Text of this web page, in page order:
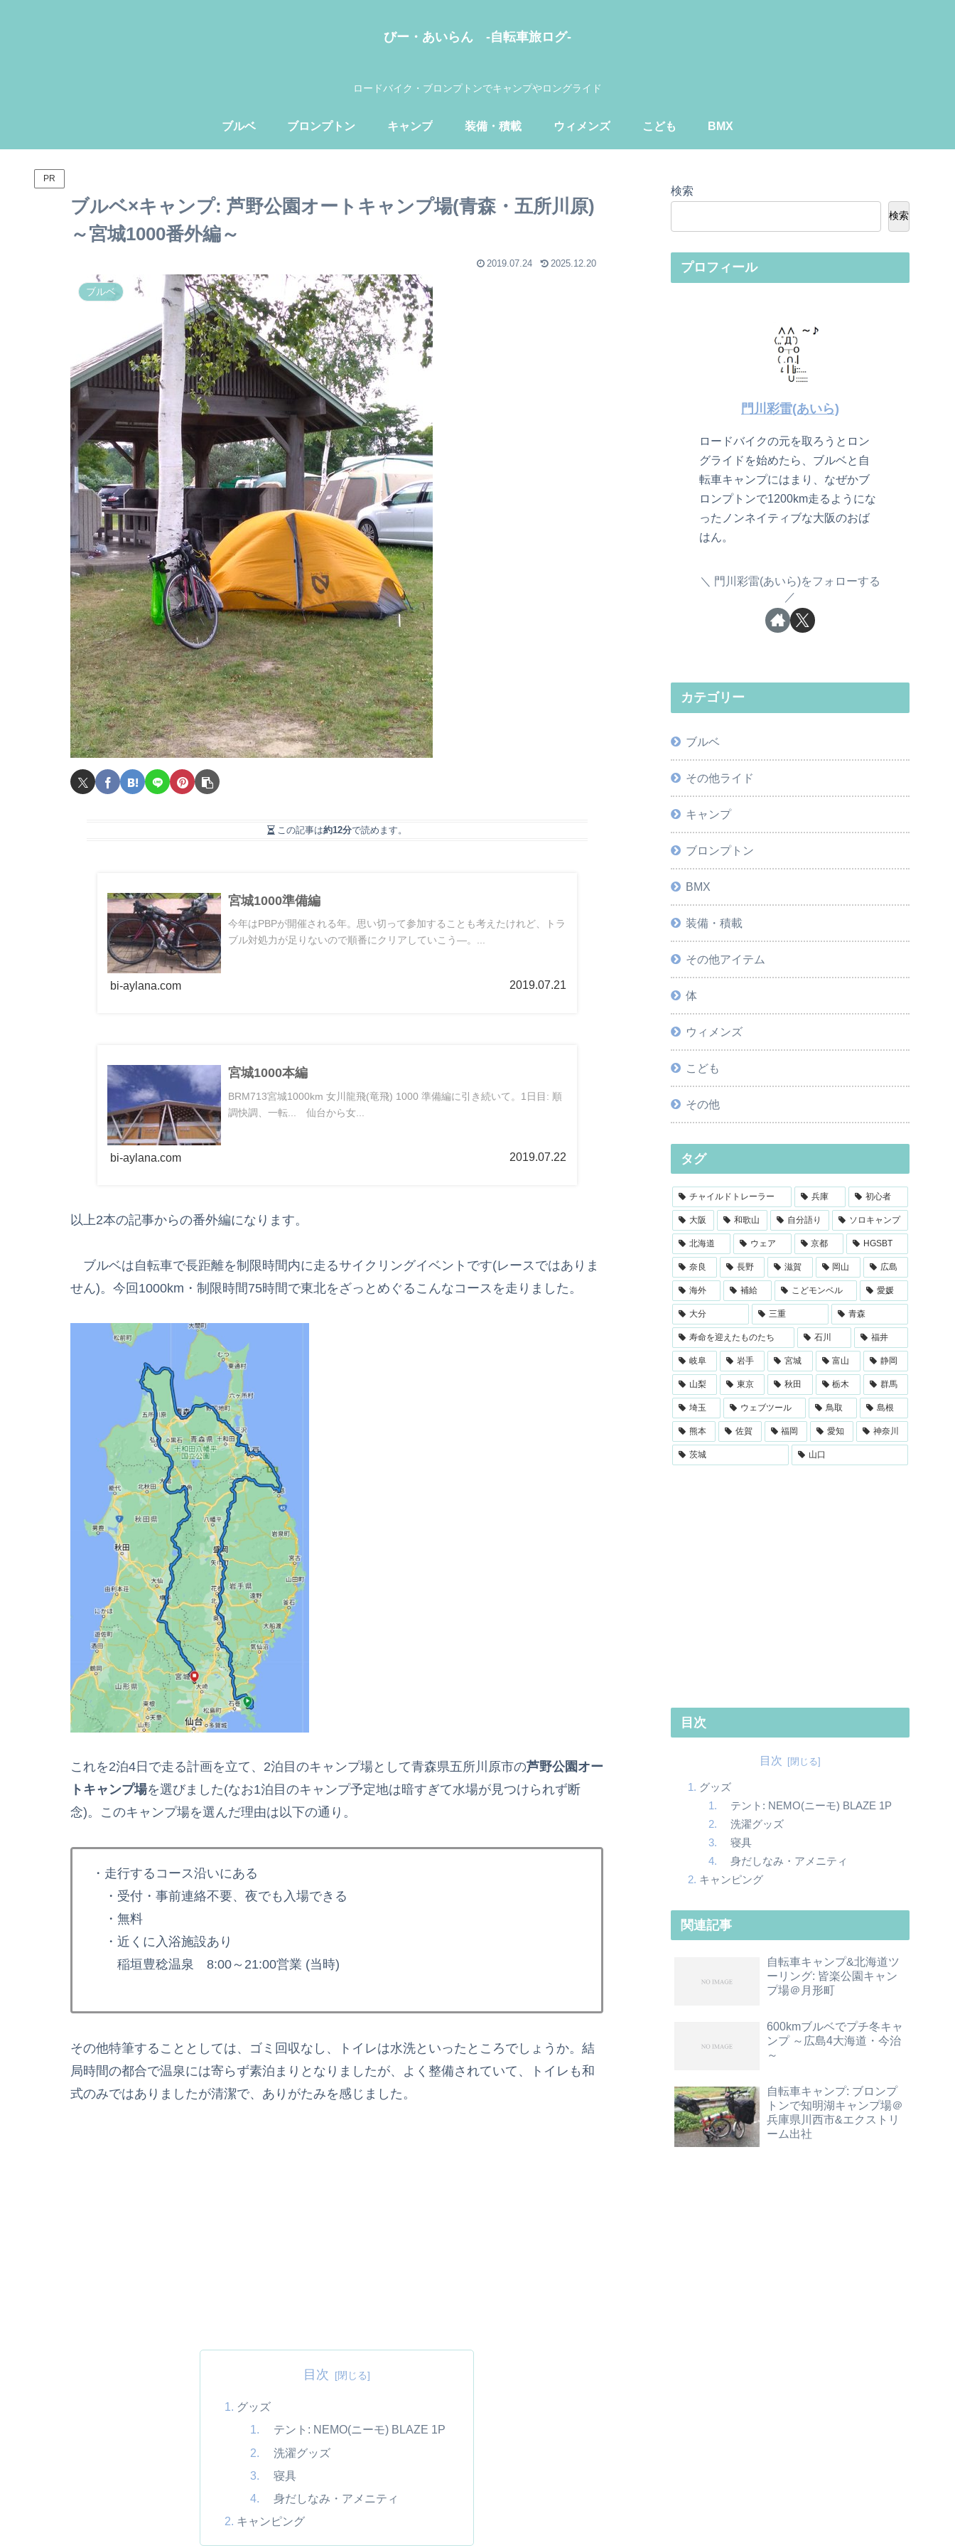
びー・あいらん -自転車旅ログ-
ロードバイク・ブロンプトンでキャンプやロングライド
ブルベ ブロンプトン キャンプ 装備・積載 ウィメンズ こども BMX
PR
ブルベ×キャンプ: 芦野公園オートキャンプ場(青森・五所川原)
～宮城1000番外編～
2019.07.24 2025.12.20
ブルベ
この記事は約12分で読めます。
宮城1000準備編
今年はPBPが開催される年。思い切って参加することも考えたけれど、トラ
ブル対処力が足りないので順番にクリアしていこう―。...
bi-aylana.com 2019.07.21
宮城1000本編
BRM713宮城1000km 女川龍飛(竜飛) 1000 準備編に引き続いて。1日目: 順
調快調、一転... 仙台から女...
bi-aylana.com 2019.07.22
以上2本の記事からの番外編になります。
ブルベは自転車で長距離を制限時間内に走るサイクリングイベントです(レースではありま
せん)。今回1000km・制限時間75時間で東北をざっとめぐるこんなコースを走りました。
これを2泊4日で走る計画を立て、2泊目のキャンプ場として青森県五所川原市の芦野公園オー
トキャンプ場を選びました(なお1泊目のキャンプ予定地は暗すぎて水場が見つけられず断
念)。このキャンプ場を選んだ理由は以下の通り。
・走行するコース沿いにある
・受付・事前連絡不要、夜でも入場できる
・無料
・近くに入浴施設あり
稲垣豊稔温泉 8:00～21:00営業 (当時)
その他特筆することとしては、ゴミ回収なし、トイレは水洗といったところでしょうか。結
局時間の都合で温泉には寄らず素泊まりとなりましたが、よく整備されていて、トイレも和
式のみではありましたが清潔で、ありがたみを感じました。
目次
グッズ
テント: NEMO(ニーモ) BLAZE 1P
洗濯グッズ
寝具
身だしなみ・アメニティ
キャンピング
検索
検索
プロフィール
門川彩雷(あいら)
ロードバイクの元を取ろうとロン
グライドを始めたら、ブルベと自
転車キャンプにはまり、なぜかブ
ロンプトンで1200km走るようにな
ったノンネイティブな大阪のおば
はん。
門川彩雷(あいら)をフォローする
カテゴリー
ブルベ
その他ライド
キャンプ
ブロンプトン
BMX
装備・積載
その他アイテム
体
ウィメンズ
こども
その他
タグ
チャイルドトレーラー 兵庫 初心者
大阪 和歌山 自分語り ソロキャンプ
北海道 ウェア 京都 HGSBT
奈良 長野 滋賀 岡山 広島
海外 補給 こどモンベル 愛媛
大分 三重 青森
寿命を迎えたものたち 石川 福井
岐阜 岩手 宮城 富山 静岡
山梨 東京 秋田 栃木 群馬
埼玉 ウェブツール 鳥取 島根
熊本 佐賀 福岡 愛知 神奈川
茨城 山口
目次
目次
グッズ
テント: NEMO(ニーモ) BLAZE 1P
洗濯グッズ
寝具
身だしなみ・アメニティ
キャンピング
関連記事
自転車キャンプ&北海道ツ
ーリング: 皆楽公園キャン
プ場＠月形町
600kmブルベでプチ冬キャ
ンプ ～広島4大海道・今治
～
自転車キャンプ: ブロンプ
トンで知明湖キャンプ場＠
兵庫県川西市&エクストリ
ーム出社